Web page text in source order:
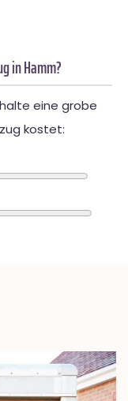
in Hamm?
eine grobe
kostet: